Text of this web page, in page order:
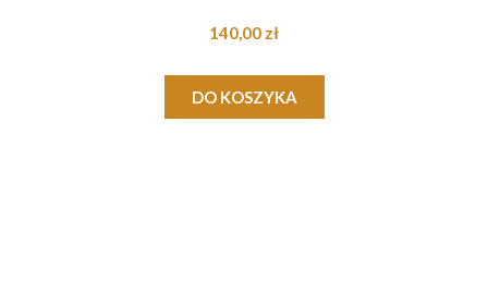
140,00 zł
DO KOSZYKA